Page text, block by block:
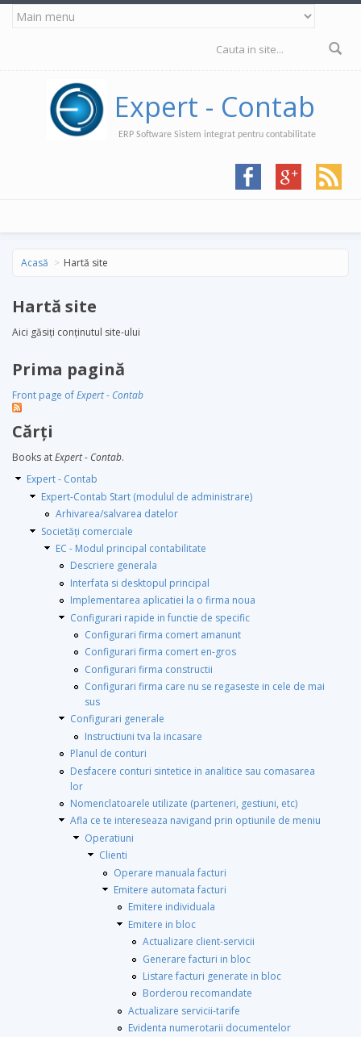
Mergi la conţinutul principal
Formular de
Expert - Contab
ERP Software Sistem integrat pentru contabilitate
Acasă Hartă site
Hartă site
Aici găsiți conținutul site-ului
Prima pagină
Front page ofExpert - Contab
Cărţi
Books atExpert - Contab.
Expert - Contab
Expert-Contab Start (modulul de administrare)
Arhivarea/salvarea datelor
Societăți comerciale
EC - Modul principal contabilitate
Descriere generala
Interfata si desktopul principal
Implementarea aplicatiei la o firma noua
Configurari rapide in functie de specific
Configurari firma comert amanunt
Configurari firma comert en-gros
Configurari firma constructii
Configurari firma care nu se regaseste in cele de mai
sus
Configurari generale
Instructiuni tva la incasare
Planul de conturi
Desfacere conturi sintetice in analitice sau comasarea
lor
Nomenclatoarele utilizate (parteneri, gestiuni, etc)
Afla ce te intereseaza navigand prin optiunile de meniu
Operatiuni
Clienti
Operare manuala facturi
Emitere automata facturi
Emitere individuala
Emitere in bloc
Actualizare client-servicii
Generare facturi in bloc
Listare facturi generate in bloc
Borderou recomandate
Actualizare servicii-tarife
Evidenta numerotarii documentelor